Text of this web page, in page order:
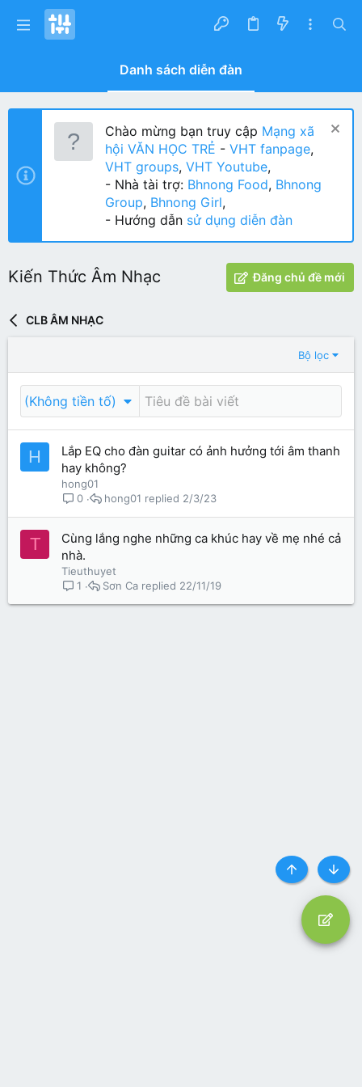
Danh sách diễn đàn
Chào mừng bạn truy cập Mạng xã
hội VĂN HỌC TRẺ - VHT fanpage,
VHT groups, VHT Youtube,
- Nhà tài trợ: Bhnong Food, Bhnong
Group, Bhnong Girl,
- Hướng dẫn sử dụng diễn đàn
Kiến Thức Âm Nhạc Đăng chủ đề mới
CLB ÂM NHẠC
Bộ lọc
(Không tiền tố)
H
Lắp EQ cho đàn guitar có ảnh hưởng tới âm thanh
hay không?
hong01
0
2/3/23
hong01
T
Cùng lắng nghe những ca khúc hay về mẹ nhé cả
nhà.
Tieuthuyet
1
22/11/19
Sơn Ca
Top